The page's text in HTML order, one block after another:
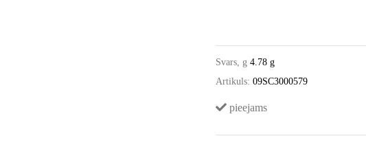
Svars, g 4.78 g
Artikuls: 09SC3000579
pieejams